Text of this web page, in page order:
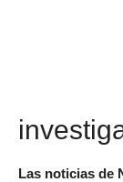
Las noticias de